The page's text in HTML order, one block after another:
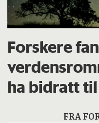
Forskere
ha bidratt
FRA